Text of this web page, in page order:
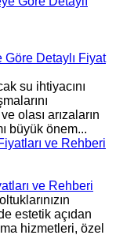
Göre Detaylı Fiyat
su ihtiyacını
olası arızaların
büyük önem...
ve Rehberi
estetik açıdan
hizmetleri, özel